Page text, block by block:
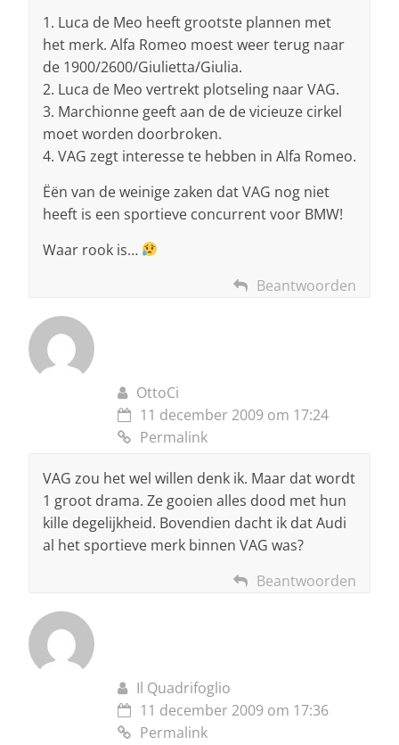
1. Luca de Meo heeft grootste plannen met
het merk. Alfa Romeo moest weer terug naar
de 1900/2600/Giulietta/Giulia.
2. Luca de Meo vertrekt plotseling naar VAG.
3. Marchionne geeft aan de de vicieuze cirkel
moet worden doorbroken.
4. VAG zegt interesse te hebben in Alfa Romeo.
Ëën van de weinige zaken dat VAG nog niet
heeft is een sportieve concurrent voor BMW!
Waar rook is…
Beantwoorden
OttoCi
11 december 2009 om 17:24
Permalink
VAG zou het wel willen denk ik. Maar dat wordt
1 groot drama. Ze gooien alles dood met hun
kille degelijkheid. Bovendien dacht ik dat Audi
al het sportieve merk binnen VAG was?
Beantwoorden
Il Quadrifoglio
11 december 2009 om 17:36
Permalink